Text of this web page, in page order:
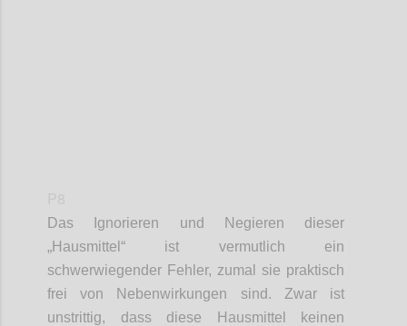
Das
Ignorieren und Negieren dieser
„Hausmittel“ ist vermutlich ein
schwerwiegender Fehler, zumal sie praktisch
frei von Nebenwirkungen sind.
Zwar ist
unstrittig, dass diese Hausmittel keinen